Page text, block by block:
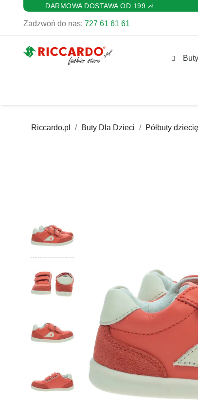
DARMOWA DOSTAWA OD 199 zł
Zadzwoń do nas: 727 61 61 61
Riccardo.pl Buty Dla Dzieci Półbuty